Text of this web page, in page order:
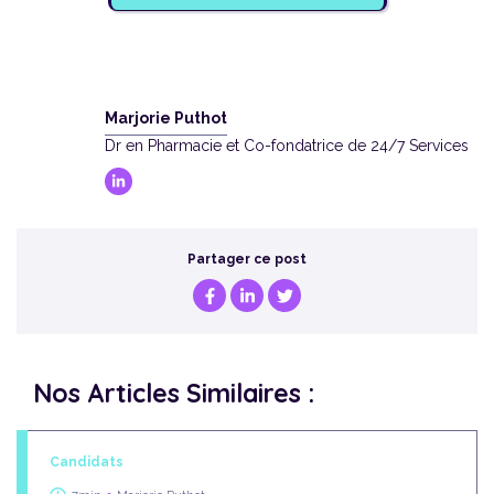
Marjorie Puthot
Dr en Pharmacie et Co-fondatrice de 24/7 Services
Partager ce post
Nos Articles Similaires :
Candidats